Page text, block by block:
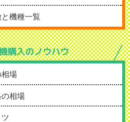
機種一覧
購入のノウハウ
場
相場